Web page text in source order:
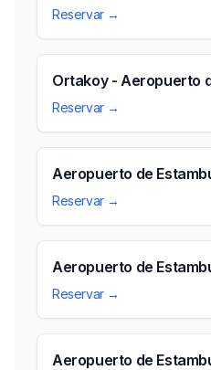
Reservar →
Ortakoy - Aeropuerto
Reservar →
Aeropuerto de
Reservar →
Aeropuerto de
Reservar →
Aeropuerto de